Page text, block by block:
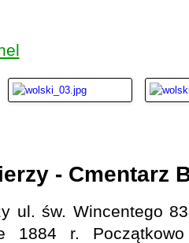
- Cmentarz
ul. św. Wincentego
1884 r. Początkowo